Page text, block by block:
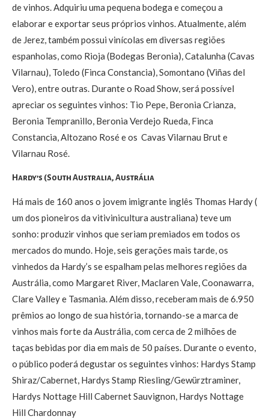
de vinhos. Adquiriu uma pequena bodega e começou a
elaborar e exportar seus próprios vinhos. Atualmente, além
de Jerez, também possui vinícolas em diversas regiões
espanholas, como Rioja (Bodegas Beronia), Catalunha (Cavas
Vilarnau), Toledo (Finca Constancia), Somontano (Viñas del
Vero), entre outras. Durante o Road Show, será possível
apreciar os seguintes vinhos: Tio Pepe, Beronia Crianza,
Beronia Tempranillo, Beronia Verdejo Rueda, Finca
Constancia, Altozano Rosé e os Cavas Vilarnau Brut e
Vilarnau Rosé.
Hardy’s (South Australia, Austrália
Há mais de 160 anos o jovem imigrante inglês Thomas Hardy (
um dos pioneiros da vitivinicultura australiana) teve um
sonho: produzir vinhos que seriam premiados em todos os
mercados do mundo. Hoje, seis gerações mais tarde, os
vinhedos da Hardy’s se espalham pelas melhores regiões da
Austrália, como Margaret River, Maclaren Vale, Coonawarra,
Clare Valley e Tasmania. Além disso, receberam mais de 6.950
prêmios ao longo de sua história, tornando-se a marca de
vinhos mais forte da Austrália, com cerca de 2 milhões de
taças bebidas por dia em mais de 50 países. Durante o evento,
o público poderá degustar os seguintes vinhos: Hardys Stamp
Shiraz/Cabernet, Hardys Stamp Riesling/Gewürztraminer,
Hardys Nottage Hill Cabernet Sauvignon, Hardys Nottage
Hill Chardonnay